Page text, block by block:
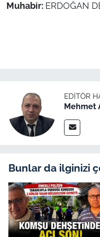
Muhabir: ERDOĞAN
EDITÖR
Mehmet
Bunlar da ilginizi